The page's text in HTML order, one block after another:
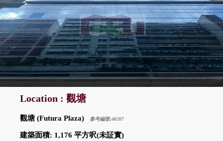
Location : 觀塘
觀塘 (Futura Plaza) 參考編號:40207
建築面積: 1,176 平方呎(未証實)